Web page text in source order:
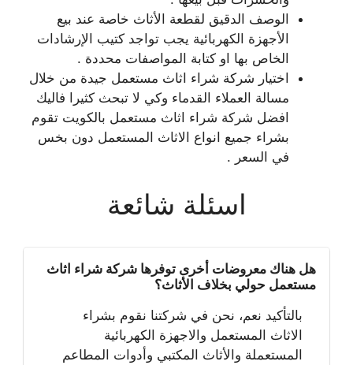
الوصف الدقيق لقطعة الأثاث خاصة عند بيع
الأجهزة الكهربائية يجب تواجد كتيب الإرشادات
الخاص بها او كتابة المواصفات محددة .
اختيار شركة شراء اثاث مستعمل جيدة من خلال
مسالة العملاء القدماء وكي لا تبحث كثيرا فاليك
افضل شركة شراء اثاث مستعمل بالكويت تقوم
بشراء جميع انواع الاثاث المستعمل دون بخس
في السعر .
اسئلة شائعة
هل هناك معروضات أخرى توفرها شركة شراء اثاث
مستعمل حولي بخلاف الأثاث؟
بالتأكيد نعم، نحن في شركتنا نقوم بشراء
الاثاث المستعمل والاجهزة الكهربائية
المستعملة والأثاث المكتبي وأدوات المطاعم